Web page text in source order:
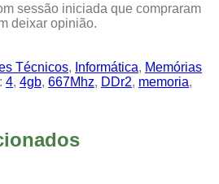
sessão iniciada que compraram
deixar opinião.
Técnicos, Informática, Memórias
4, 4gb, 667Mhz, DDr2, memoria,